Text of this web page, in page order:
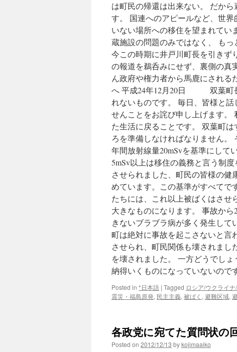
は町民の帰還は出来ない。 だか
す。 国連へのアピールなど、世
いない場所への移住を望まれてい
蔵施設の問題のみではなく、 もっ
今この時期に井戸川町長を引きず
の報道を鵜呑みにせず、裏側の真
ん政府や権力者から馬鹿にされ
へ 平成24年12月20日 双葉町
れないものです。 毎日、皆様と
せんことをお詫び申し上げます。
た生活に戻ることです。 双葉町
ろを準備しなければなりません。
年間放射線量20mSvを基準にして
5mSv以上は移住の義務と言う制
させられました、町民の皆様の
めています。この基準がすべてで
たちには、これ以上被ばくはさせ
大きなものになります。 事故か
きないブラブラ病が多く発生して
町は絶対に事故を起こさないと言
させられ、町民関係も壊されまし
を壊されました。 一方どうでし
納得いくものになっていないので
Posted in *日本語 | Tagged ロシア/ウクライ
震災・福島原発, 民主主義, 被ばく , 避難区域,
各政党に宛てた質問状の
Posted on 2012/12/13 bykojimaaiko